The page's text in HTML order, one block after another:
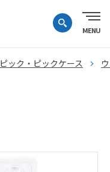
ピック・ピックケース